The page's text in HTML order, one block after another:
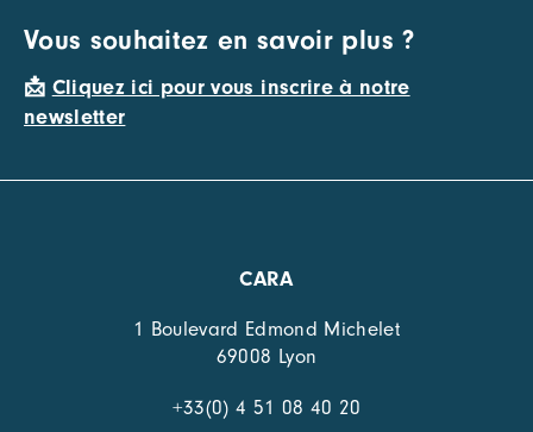
Vous souhaitez en savoir plus ?
📩 Cliquez ici pour vous inscrire à notre
newsletter
CARA
1 Boulevard Edmond Michelet
69008 Lyon
+33(0) 4 51 08 40 20